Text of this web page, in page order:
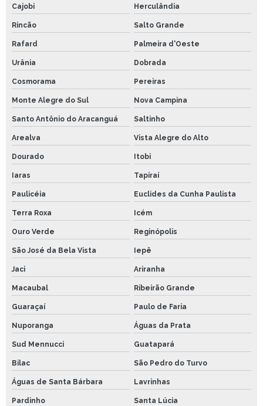
Cajobi Herculândia
Rincão Salto Grande
Rafard Palmeira d'Oeste
Urânia Dobrada
Cosmorama Pereiras
Monte Alegre do Sul Nova Campina
Santo Antônio do Aracanguá Saltinho
Arealva Vista Alegre do Alto
Dourado Itobi
Iaras Tapiraí
Paulicéia Euclides da Cunha Paulista
Terra Roxa Icém
Ouro Verde Reginópolis
São José da Bela Vista Iepê
Jaci Ariranha
Macaubal Ribeirão Grande
Guaraçaí Paulo de Faria
Nuporanga Águas da Prata
Sud Mennucci Guatapará
Bilac São Pedro do Turvo
Águas de Santa Bárbara Lavrinhas
Pardinho Santa Lúcia